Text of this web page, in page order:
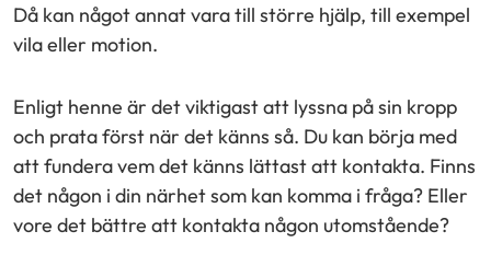
Då kan något annat vara till större hjälp, till exempel
vila eller motion.
Enligt henne är det viktigast att lyssna på sin kropp
och prata först när det känns så. Du kan börja med
att fundera vem det känns lättast att kontakta. Finns
det någon i din närhet som kan komma i fråga? Eller
vore det bättre att kontakta någon utomstående?